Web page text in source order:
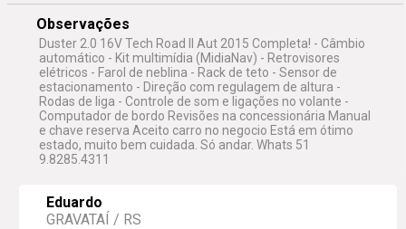
Observações
Duster 2.0 16V Tech Road II Aut 2015 Completa! - Câmbio
automático - Kit multimídia (MidiaNav) - Retrovisores
elétricos - Farol de neblina - Rack de teto - Sensor de
estacionamento - Direção com regulagem de altura -
Rodas de liga - Controle de som e ligações no volante -
Computador de bordo Revisões na concessionária Manual
e chave reserva Aceito carro no negocio Está em ótimo
estado, muito bem cuidada. Só andar. Whats 51
9.8285.4311
Eduardo
GRAVATAÍ / RS